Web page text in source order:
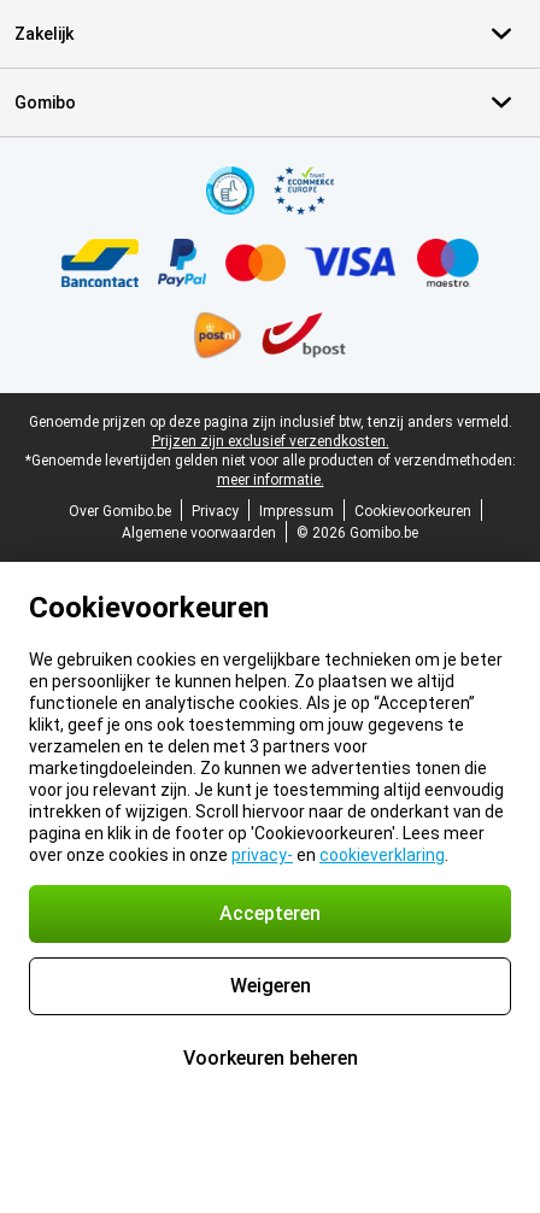
Zakelijk
Gomibo
Juridische voettekst
Genoemde prijzen op deze pagina zijn inclusief btw, tenzij anders vermeld.
Prijzen zijn exclusief verzendkosten.
*Genoemde levertijden gelden niet voor alle producten of verzendmethoden:
meer informatie.
Over Gomibo.be
Privacy Impressum
Cookievoorkeuren
Algemene voorwaarden
© 2026 Gomibo.be
Cookievoorkeuren
We gebruiken cookies en vergelijkbare technieken om je beter
en persoonlijker te kunnen helpen. Zo plaatsen we altijd
functionele en analytische cookies. Als je op “Accepteren”
klikt, geef je ons ook toestemming om jouw gegevens te
verzamelen en te delen met 3 partners voor
marketingdoeleinden. Zo kunnen we advertenties tonen die
voor jou relevant zijn. Je kunt je toestemming altijd eenvoudig
intrekken of wijzigen. Scroll hiervoor naar de onderkant van de
pagina en klik in de footer op 'Cookievoorkeuren'. Lees meer
over onze cookies in onze privacy- en cookieverklaring
Accepteren
Weigeren
Voorkeuren beheren